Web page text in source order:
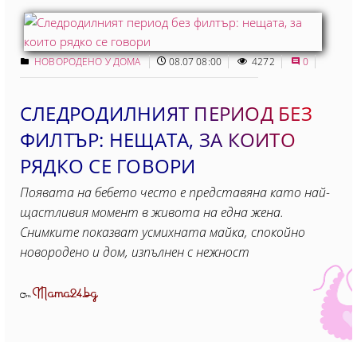
НОВОРОДЕНО У ДОМА 08.07 08:00 4272 0
СЛЕДРОДИЛНИЯТ ПЕРИОД БЕЗ
ФИЛТЪР: НЕЩАТА, ЗА КОИТО
РЯДКО СЕ ГОВОРИ
Появата на бебето често е представяна като най-
щастливия момент в живота на една жена.
Снимките показват усмихната майка, спокойно
новородено и дом, изпълнен с нежност
ОтMama24.bg